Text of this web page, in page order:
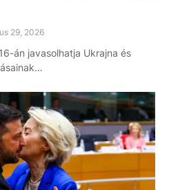
29, 2026
án javasolhatja Ukrajna és